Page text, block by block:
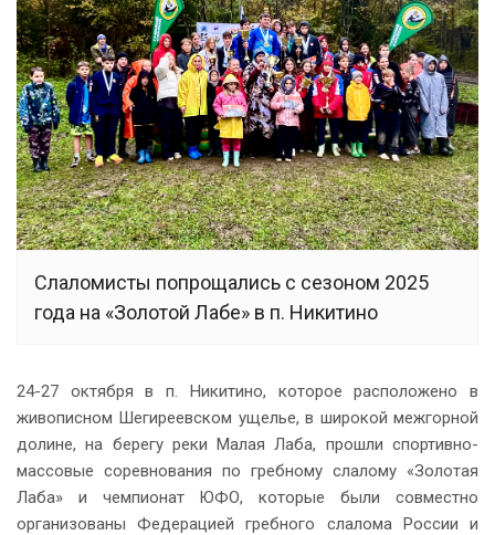
Слаломисты попрощались с сезоном 2025
года на «Золотой Лабе» в п. Никитино
24-27 октября в п. Никитино, которое расположено в
живописном Шегиреевском ущелье, в широкой межгорной
долине, на берегу реки Малая Лаба, прошли спортивно-
массовые соревнования по гребному слалому «Золотая
Лаба» и чемпионат ЮФО, которые были совместно
организованы Федерацией гребного слалома России и